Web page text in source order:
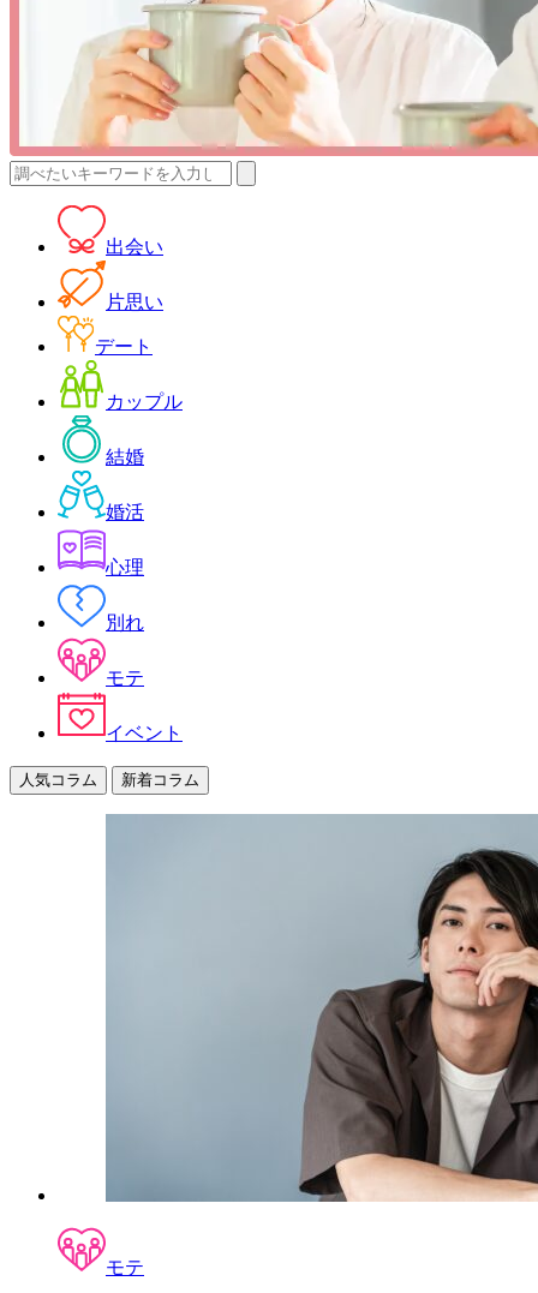
検
出会い
片思い
デート
カップル
結婚
婚活
心理
別れ
モテ
イベント
人気コラム 新着コラム
モテ